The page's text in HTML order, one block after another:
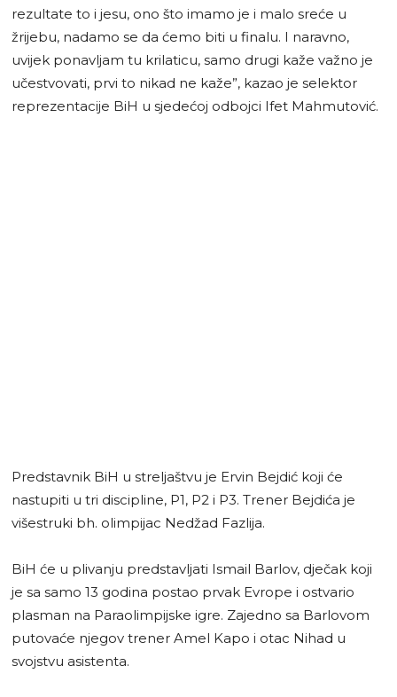
rezultate to i jesu, ono što imamo je i malo sreće u
žrijebu, nadamo se da ćemo biti u finalu. I naravno,
uvijek ponavljam tu krilaticu, samo drugi kaže važno je
učestvovati, prvi to nikad ne kaže”, kazao je selektor
reprezentacije BiH u sjedećoj odbojci Ifet Mahmutović.
Predstavnik BiH u streljaštvu je Ervin Bejdić koji će
nastupiti u tri discipline, P1, P2 i P3. Trener Bejdića je
višestruki bh. olimpijac Nedžad Fazlija.
BiH će u plivanju predstavljati Ismail Barlov, dječak koji
je sa samo 13 godina postao prvak Evrope i ostvario
plasman na Paraolimpijske igre. Zajedno sa Barlovom
putovaće njegov trener Amel Kapo i otac Nihad u
svojstvu asistenta.